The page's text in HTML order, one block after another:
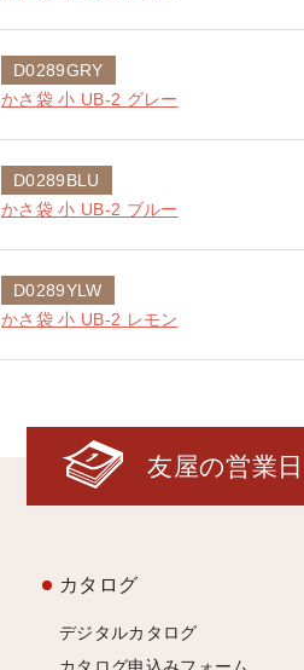
D0289GRY
かさ袋 小 UB-2 グレー
D0289BLU
かさ袋 小 UB-2 ブルー
D0289YLW
かさ袋 小 UB-2 レモン
友屋の営業
カタログ
デジタルカタログ
カタログ申込みフォーム